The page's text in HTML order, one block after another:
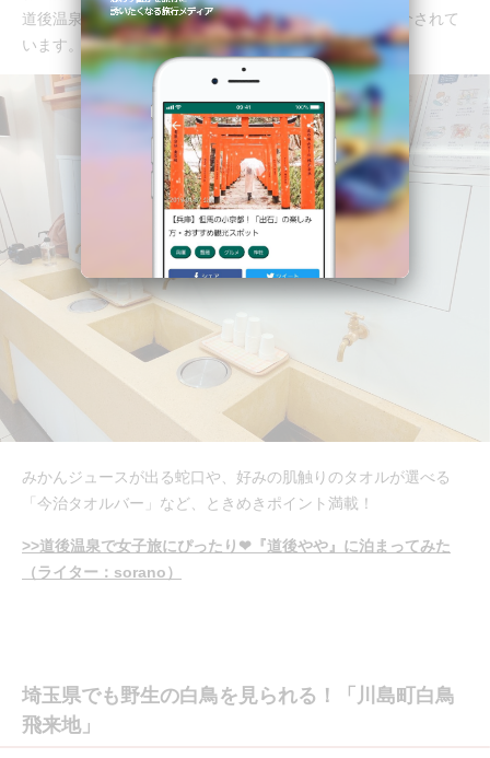
道後温泉本館から徒歩約5分のホテル「道後やや」が紹介されて
います。
みかんジュースが出る蛇口や、好みの肌触りのタオルが選べる
「今治タオルバー」など、ときめきポイント満載！
>>道後温泉で女子旅にぴったり❤︎『道後やや』に泊まってみた
（ライター：sorano）
埼玉県でも野生の白鳥を見られる！「川島町白鳥
飛来地」